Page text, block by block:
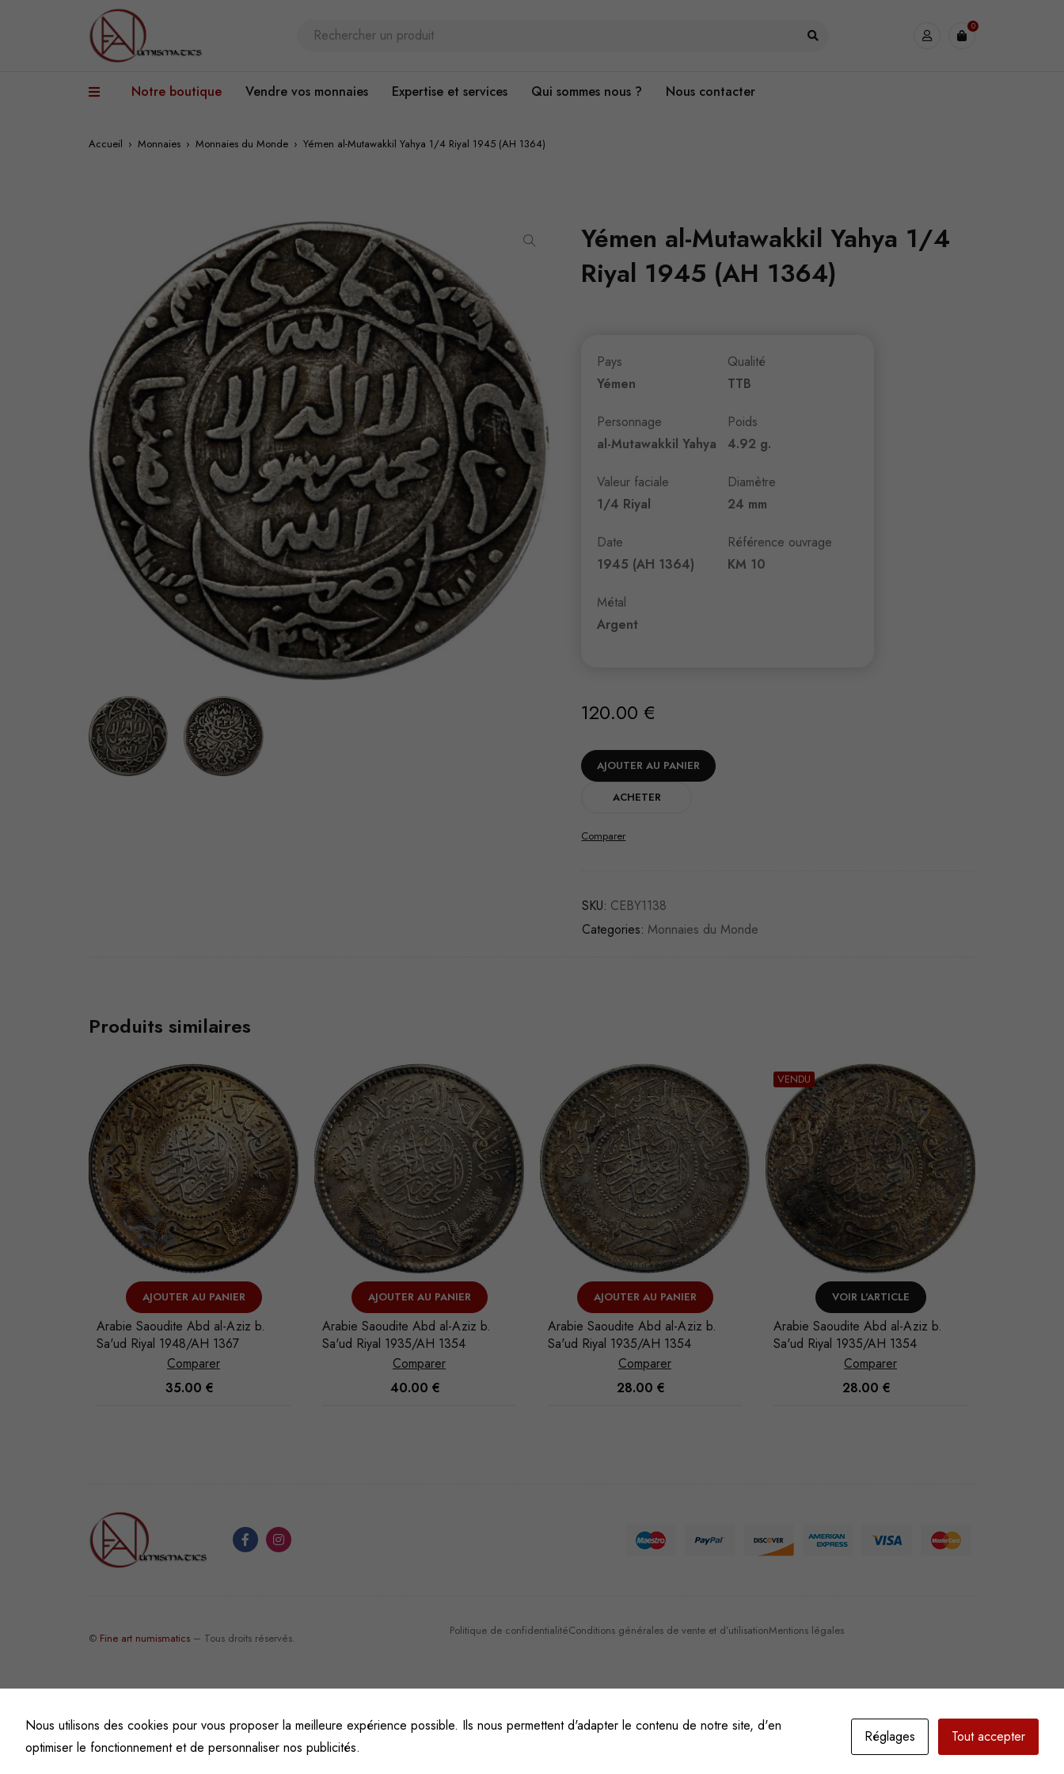
0
Notre boutique Vendre vos monnaies Expertise et services Qui sommes nous ? Nous contacter
Accueil › Monnaies › Monnaies du Monde › Yémen al-Mutawakkil Yahya 1/4 Riyal 1945 (AH 1364)
Yémen al-Mutawakkil Yahya 1/4
Riyal 1945 (AH 1364)
Pays
Yémen
Personnage
al-Mutawakkil Yahya
Valeur faciale
1/4 Riyal
Date
1945 (AH 1364)
Métal
Argent
Qualité
TTB
Poids
4.92 g.
Diamètre
24 mm
Référence ouvrage
KM 10
120.00€
AJOUTER AU PANIER
ACHETER
Comparer
SKU: CEBY1138
Categories: Monnaies du Monde
Produits similaires
AJOUTER AU PANIER
Arabie Saoudite Abd al-Aziz b.
Sa'ud Riyal 1948/AH 1367
Comparer
35.00 €
AJOUTER AU PANIER
Arabie Saoudite Abd al-Aziz b.
Sa'ud Riyal 1935/AH 1354
Comparer
40.00 €
AJOUTER AU PANIER
Arabie Saoudite Abd al-Aziz b.
Sa'ud Riyal 1935/AH 1354
Comparer
28.00 €
VENDU
VOIR L'ARTICLE
Arabie Saoudite Abd al-Aziz b.
Sa'ud Riyal 1935/AH 1354
Comparer
28.00 €
© Fine art numismatics – Tous droits réservés.
Politique de confidentialitéConditions générales de vente et d’utilisationMentions légales
Nous utilisons des cookies pour vous proposer la meilleure expérience possible. Ils nous permettent d'adapter le contenu de notre site, d'en
optimiser le fonctionnement et de personnaliser nos publicités.
Réglages Tout accepter
Afin que
puissions
Il est